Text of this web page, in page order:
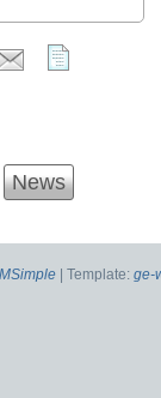
News
| Template: ge-